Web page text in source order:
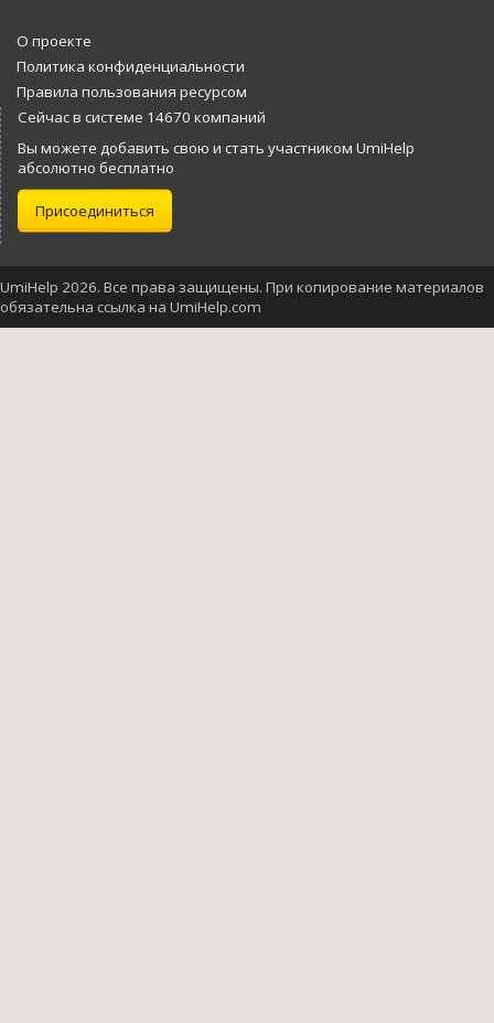
О проекте
Политика конфиденциальности
Правила пользования ресурсом
Сейчас в системе 14670 компаний
Вы можете добавить свою и стать участником UmiHelp
абсолютно бесплатно
Присоединиться
UmiHelp 2026. Все права защищены. При копирование материалов
обязательна ссылка на UmiHelp.com